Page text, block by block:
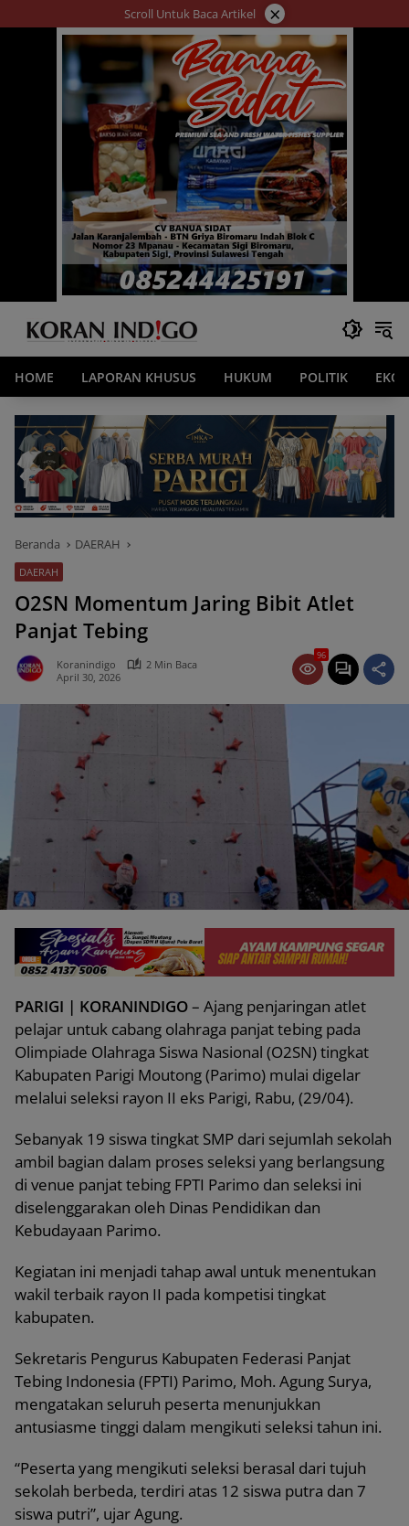
ke
Scroll Untuk Baca Artikel ×
HOME LAPORAN KHUSUS HUKUM POLITIK
Beranda DAERAH
DAERAH
O2SN Momentum Jaring Bibit Atlet
Panjat Tebing
Koranindigo
2 Min Baca
April 30, 2026
96
PARIGI | KORANINDIGO– Ajang penjaringan atlet
pelajar untuk cabang olahraga panjat tebing pada
Olimpiade Olahraga Siswa Nasional (O2SN) tingkat
Kabupaten Parigi Moutong (Parimo) mulai digelar
melalui seleksi rayon II eks Parigi, Rabu, (29/04).
Sebanyak 19 siswa tingkat SMP dari sejumlah sekolah
ambil bagian dalam proses seleksi yang berlangsung
di venue panjat tebing FPTI Parimo dan seleksi ini
diselenggarakan oleh Dinas Pendidikan dan
Kebudayaan Parimo.
Kegiatan ini menjadi tahap awal untuk menentukan
wakil terbaik rayon II pada kompetisi tingkat
kabupaten.
Sekretaris Pengurus Kabupaten Federasi Panjat
Tebing Indonesia (FPTI) Parimo, Moh. Agung Surya,
mengatakan seluruh peserta menunjukkan
antusiasme tinggi dalam mengikuti seleksi tahun ini.
“Peserta yang mengikuti seleksi berasal dari tujuh
sekolah berbeda, terdiri atas 12 siswa putra dan 7
siswa putri”, ujar Agung.